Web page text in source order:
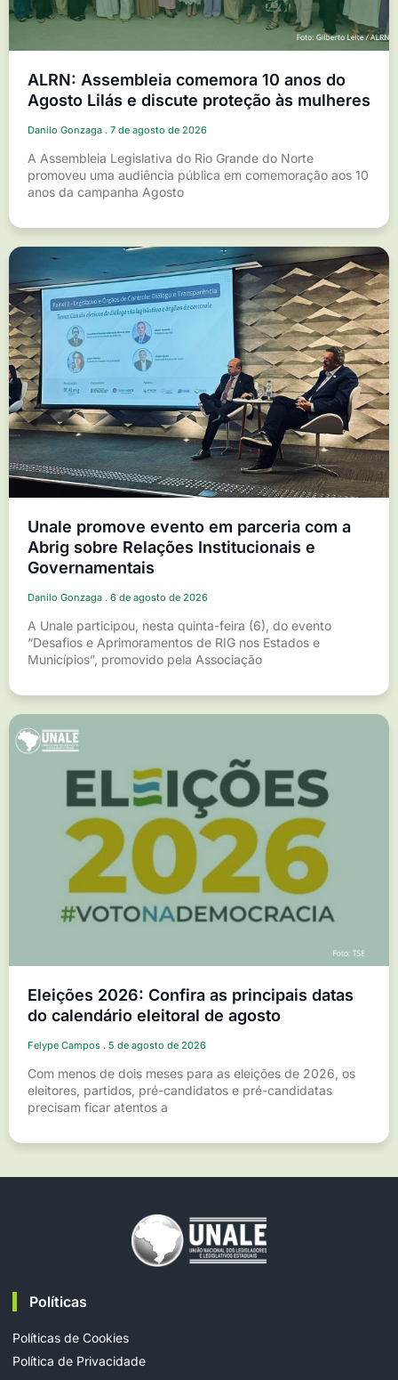
ALRN: Assembleia comemora 10 anos do
Agosto Lilás e discute proteção às mulheres
Danilo Gonzaga 7 de agosto de 2026
A Assembleia Legislativa do Rio Grande do Norte
promoveu uma audiência pública em comemoração aos 10
anos da campanha Agosto
Unale promove evento em parceria com a
Abrig sobre Relações Institucionais e
Governamentais
Danilo Gonzaga 6 de agosto de 2026
A Unale participou, nesta quinta-feira (6), do evento
“Desafios e Aprimoramentos de RIG nos Estados e
Municípios”, promovido pela Associação
Eleições 2026: Confira as principais datas
do calendário eleitoral de agosto
Felype Campos 5 de agosto de 2026
Com menos de dois meses para as eleições de 2026, os
eleitores, partidos, pré-candidatos e pré-candidatas
precisam ficar atentos a
Políticas
Políticas de Cookies
Política de Privacidade